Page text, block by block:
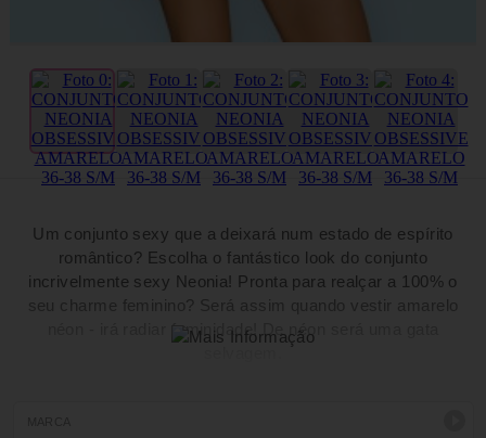
Um conjunto sexy que a deixará num estado de espírito
romântico? Escolha o fantástico look do conjunto
incrivelmente sexy Neonia! Pronta para realçar a 100% o
seu charme feminino? Será assim quando vestir amarelo
néon - irá radiar feminidade! De néon será uma gata